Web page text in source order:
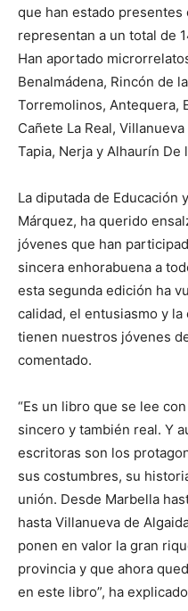
que han estado
representan a un total de
Han aportado
Benalmádena, Rincón de
Torremolinos, Antequera,
Cañete La Real,
Tapia, Nerja y Alhaurín De
La diputada de Educación
Márquez, ha querido
jóvenes que han
sincera enhorabuena a
esta segunda edición ha
calidad, el entusiasmo y
tienen nuestros jóvenes
comentado.
“Es un libro que se lee
sincero y también real. Y
escritoras son los
sus costumbres, su
unión. Desde Marbella
hasta Villanueva de
ponen en valor la gran
provincia y que ahora
en este libro”, ha